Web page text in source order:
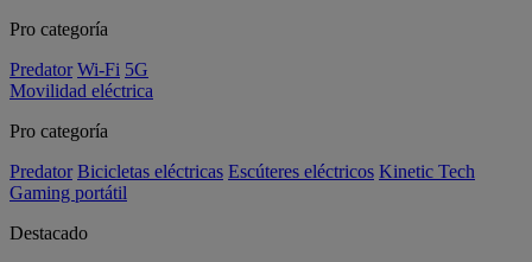
Pro categoría
Predator Wi-Fi 5G
Movilidad eléctrica
Pro categoría
Predator Bicicletas eléctricas Escúteres eléctricos Kinetic Tech
Gaming portátil
Destacado